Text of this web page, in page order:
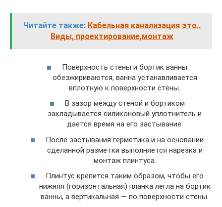
Читайте также: Кабельная канализация это..
Виды, проектирование,монтаж
Поверхность стены и бортик ванны
обезжириваются, ванна устанавливается
вплотную к поверхности стены.
В зазор между стеной и бортиком
закладывается силиконовый уплотнитель и
дается время на его застывание.
После застывания герметика и на основании
сделанной разметки выполняется нарезка и
монтаж плинтуса.
Плинтус крепится таким образом, чтобы его
нижняя (горизонтальная) планка легла на бортик
ванны, а вертикальная — по поверхности стены.